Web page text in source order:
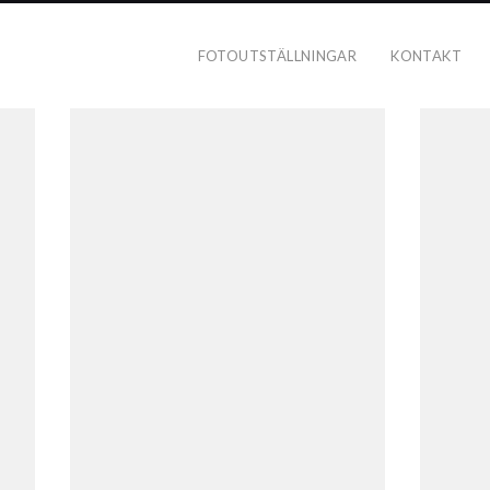
FOTOUTSTÄLLNINGAR KONTAKT